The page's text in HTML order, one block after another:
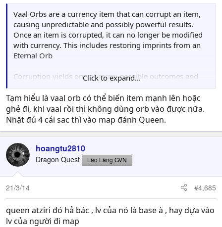
Vaal Orbs are a currency item that can corrupt an item,
causing unpredictable and possibly powerful results.
Once an item is corrupted, it can no longer be modified
with currency. This includes restoring imprints from an
Eternal Orb
Corruption yields one of many possible outcomes and
has different effects depending on what type of item it is.
Corruption is currently the only way to obtain white
sockets, certain implicit modifiers, skill gems with level
or quality higher than 20, maps with eight mods, and
various other exotic item states.
links of an item, as well as downgrade unique item to the
rare one with the same base type. So as stated in the
patch notes, they should be used with caution on
expensive items.
When using Vaal Orbs on a Strongbox some or all of the
items within the Strongbox will become corrupted.
Click to expand...
Tạm hiểu là vaal orb có thể biến item mạnh lên hoặc
ghẻ đi, khi vaal rồi thì không dùng orb vào được nữa.
Nhặt đủ 4 cái sac thì vào map đánh Queen.
hoangtu2810
Dragon Quest Lão Làng GVN
21/3/14 #4,685
queen atziri đó hả bác , lv của nó là base à , hay dựa vào
lv của người đi map